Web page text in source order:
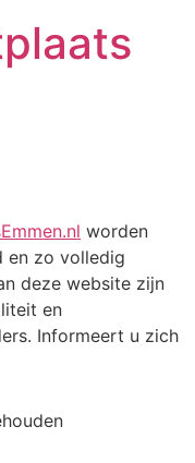
worden
en zo volledig
deze website zijn
en
Informeert u zich